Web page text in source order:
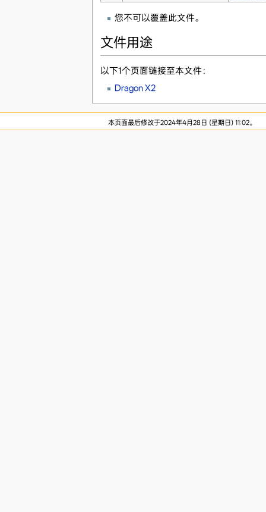
您不可以覆盖此文件。
文件用途
以下1个页面链接至本文件：
Dragon X2
本页面最后修改于2024年4月28日 (星期日) 11:02。